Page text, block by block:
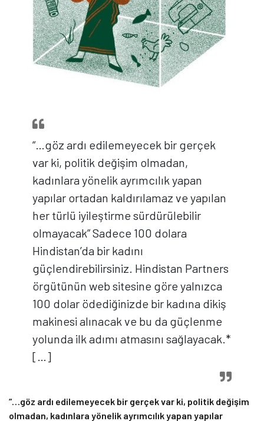
“…göz ardı edilemeyecek bir gerçek
var ki, politik değişim olmadan,
kadınlara yönelik ayrımcılık yapan
yapılar ortadan kaldırılamaz ve yapılan
her türlü iyileştirme sürdürülebilir
olmayacak” Sadece 100 dolara
Hindistan’da bir kadını
güçlendirebilirsiniz. Hindistan Partners
örgütünün web sitesine göre yalnızca
100 dolar ödediğinizde bir kadına dikiş
makinesi alınacak ve bu da güçlenme
yolunda ilk adımı atmasını sağlayacak.*
[…]
“…göz ardı edilemeyecek bir gerçek var ki, politik değişim
olmadan, kadınlara yönelik ayrımcılık yapan yapılar